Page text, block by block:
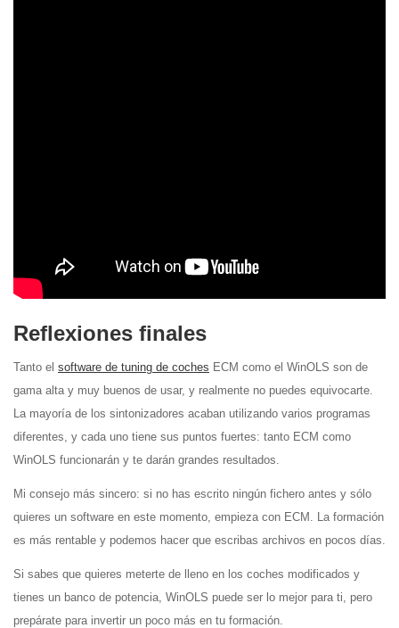
Reflexiones finales
Tanto el software de tuning de coches ECM como el WinOLS son de
gama alta y muy buenos de usar, y realmente no puedes equivocarte.
La mayoría de los sintonizadores acaban utilizando varios programas
diferentes, y cada uno tiene sus puntos fuertes: tanto ECM como
WinOLS funcionarán y te darán grandes resultados.
Mi consejo más sincero: si no has escrito ningún fichero antes y sólo
quieres un software en este momento, empieza con ECM. La formación
es más rentable y podemos hacer que escribas archivos en pocos días.
Si sabes que quieres meterte de lleno en los coches modificados y
tienes un banco de potencia, WinOLS puede ser lo mejor para ti, pero
prepárate para invertir un poco más en tu formación.